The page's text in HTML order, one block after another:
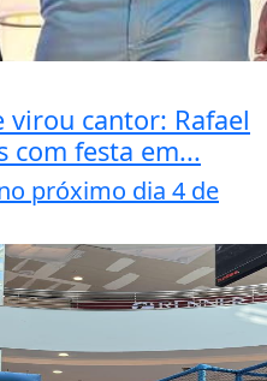
cantor: Rafael
com festa em...
próximo dia 4 de